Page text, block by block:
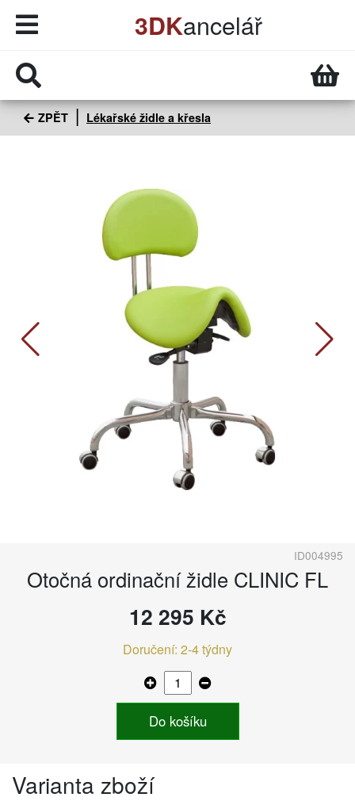
3DKancelář
ZPĚT Lékařské židle a křesla
ID004995
Otočná ordinační židle CLINIC FL
12 295 Kč
Doručení: 2-4 týdny
Do košíku
Varianta zboží